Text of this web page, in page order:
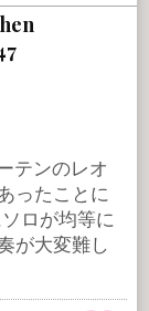
テンのレオ
ったことに
ロが均等に
が大変難し